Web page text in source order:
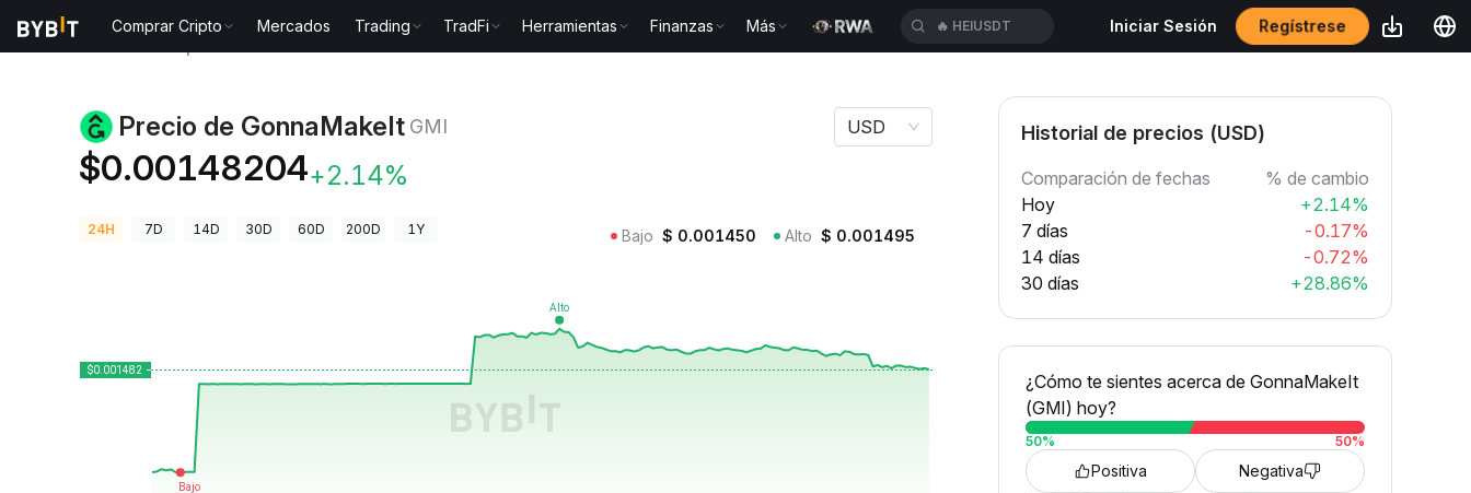
Comprar Cripto Mercados Trading TradFi Herramientas Finanzas Más 🔥 HEIUSDT Iniciar Sesión Regístrese
Precio de GonnaMakeIt GMI
$0.00148204+2.14%
USD
24H 7D 14D 30D 60D 200D 1Y Bajo $ 0.001450 Alto $ 0.001495
Historial de precios (USD)
Comparación de fechas
% de cambio
Hoy
+2.14%
7 días
-0.17%
14 días
-0.72%
30 días
+28.86%
¿Cómo te sientes acerca de GonnaMakeIt
(GMI) hoy?
50% 50%
Positiva Negativa